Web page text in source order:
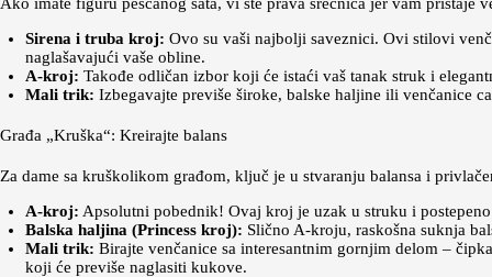
Sirena i truba kroj: Ovo su vaši najbolji saveznici. Ovi stilovi
naglašavajući vaše obline.
A-kroj: Takođe odličan izbor koji će istaći vaš tanak struk i
Mali trik: Izbegavajte previše široke, balske haljine ili venčanice
Građa „Kruška“: Kreirajte balans
Za dame sa kruškolikom građom, ključ je u stvaranju balansa i
A-kroj: Apsolutni pobednik! Ovaj kroj je uzak u struku i
Balska haljina (Princess kroj): Slično A-kroju, raskošna suknja
Mali trik: Birajte venčanice sa interesantnim gornjim delom –
koji će previše naglasiti kukove.